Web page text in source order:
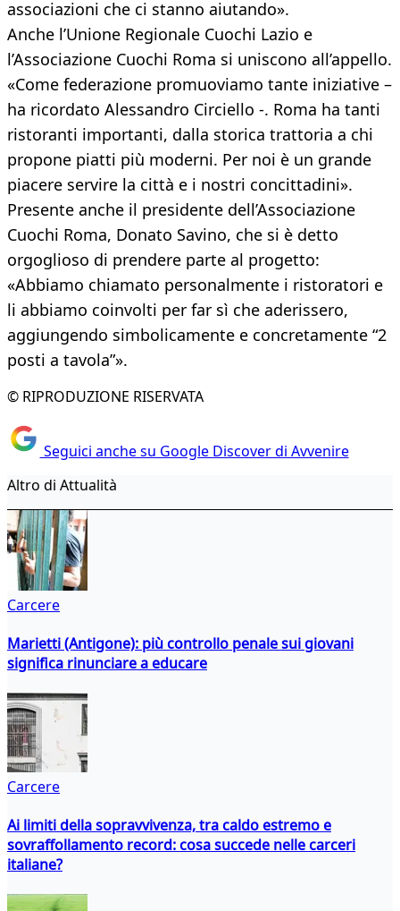
associazioni che ci stanno aiutando».
Anche l’Unione Regionale Cuochi Lazio e
l’Associazione Cuochi Roma si uniscono all’appello.
«Come federazione promuoviamo tante iniziative –
ha ricordato Alessandro Circiello -. Roma ha tanti
ristoranti importanti, dalla storica trattoria a chi
propone piatti più moderni. Per noi è un grande
piacere servire la città e i nostri concittadini».
Presente anche il presidente dell’Associazione
Cuochi Roma, Donato Savino, che si è detto
orgoglioso di prendere parte al progetto:
«Abbiamo chiamato personalmente i ristoratori e
li abbiamo coinvolti per far sì che aderissero,
aggiungendo simbolicamente e concretamente “2
posti a tavola”».
© RIPRODUZIONE RISERVATA
Seguici anche su Google Discover di Avvenire
Altro di Attualità
Carcere
Marietti (Antigone): più controllo penale sui giovani
significa rinunciare a educare
Carcere
Ai limiti della sopravvivenza, tra caldo estremo e
sovraffollamento record: cosa succede nelle carceri
italiane?